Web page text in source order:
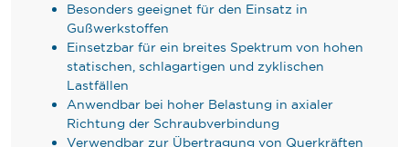
Besonders geeignet für den Einsatz in
Gußwerkstoffen
Einsetzbar für ein breites Spektrum von hohen
statischen, schlagartigen und zyklischen
Lastfällen
Anwendbar bei hoher Belastung in axialer
Richtung der Schraubverbindung
Verwendbar zur Übertragung von Querkräften